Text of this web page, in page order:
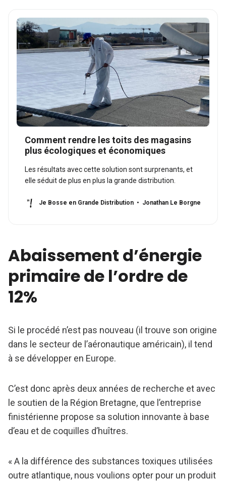
Comment rendre les toits des magasins
plus écologiques et économiques
Les résultats avec cette solution sont surprenants, et
elle séduit de plus en plus la grande distribution.
Je Bosse en Grande Distribution Jonathan Le Borgne
Abaissement d’énergie
primaire de l’ordre de
12%
Si le procédé n’est pas nouveau (il trouve son origine
dans le secteur de l’aéronautique américain), il tend
à se développer en Europe.
C’est donc après deux années de recherche et avec
le soutien de la Région Bretagne, que l’entreprise
finistérienne propose sa solution innovante à base
d’eau et de coquilles d’huîtres.
« A la différence des substances toxiques utilisées
outre atlantique, nous voulions opter pour un produit